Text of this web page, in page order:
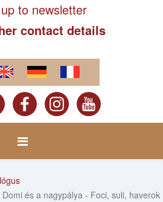
to newsletter
contact details
és a nagypálya - Foci, suli, haverok